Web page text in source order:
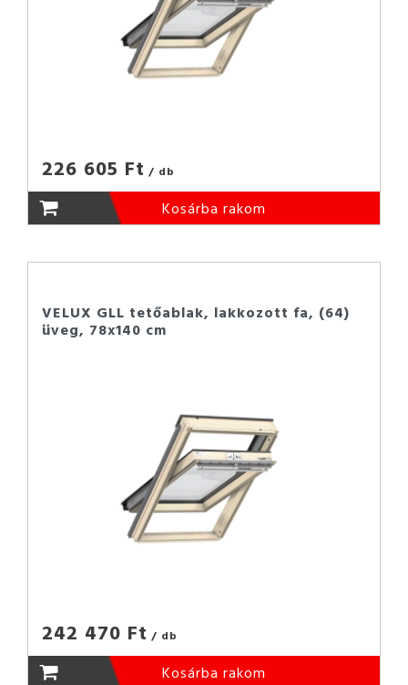
226 605 Ft / db
Kosárba rakom
VELUX GLL tetőablak, lakkozott fa, (64)
üveg, 78x140 cm
242 470 Ft / db
Kosárba rakom